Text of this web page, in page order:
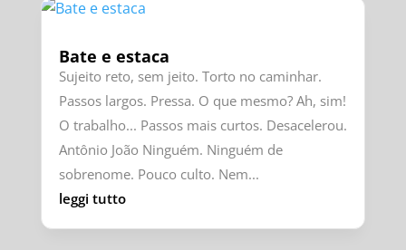
Bate e estaca
Sujeito reto, sem jeito. Torto no caminhar.
Passos largos. Pressa. O que mesmo? Ah, sim!
O trabalho... Passos mais curtos. Desacelerou.
Antônio João Ninguém. Ninguém de
sobrenome. Pouco culto. Nem...
leggi tutto